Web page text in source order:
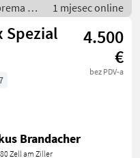
za
/
1 mjesec online
Spezial
4.500
€
bez PDV-a
Brandacher
Zell am Ziller